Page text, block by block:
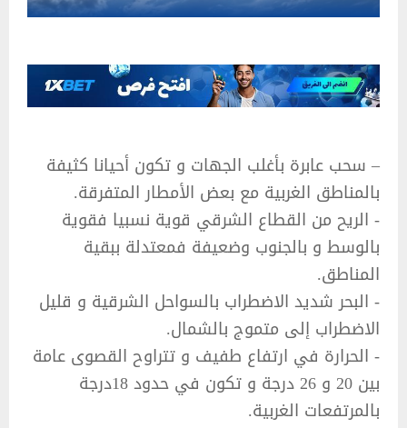
– سحب عابرة بأغلب الجهات و تكون أحيانا كثيفة
بالمناطق الغربية مع بعض الأمطار المتفرقة.‏
‏- الريح من القطاع الشرقي قوية نسبيا فقوية
بالوسط و بالجنوب وضعيفة فمعتدلة ببقية
المناطق.‏
‏- البحر شديد الاضطراب بالسواحل الشرقية و قليل
الاضطراب إلى متموج بالشمال.‏
‏- الحرارة في ارتفاع طفيف و تتراوح القصوى عامة
بين 20 و 26 درجة و تكون في حدود 18درجة
بالمرتفعات الغربية.